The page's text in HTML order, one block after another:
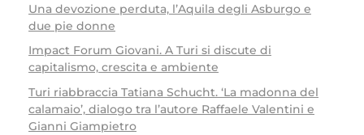
Una devozione perduta, l’Aquila degli Asburgo e
due pie donne
Impact Forum Giovani. A Turi si discute di
capitalismo, crescita e ambiente
Turi riabbraccia Tatiana Schucht. ‘La madonna del
calamaio’, dialogo tra l’autore Raffaele Valentini e
Gianni Giampietro